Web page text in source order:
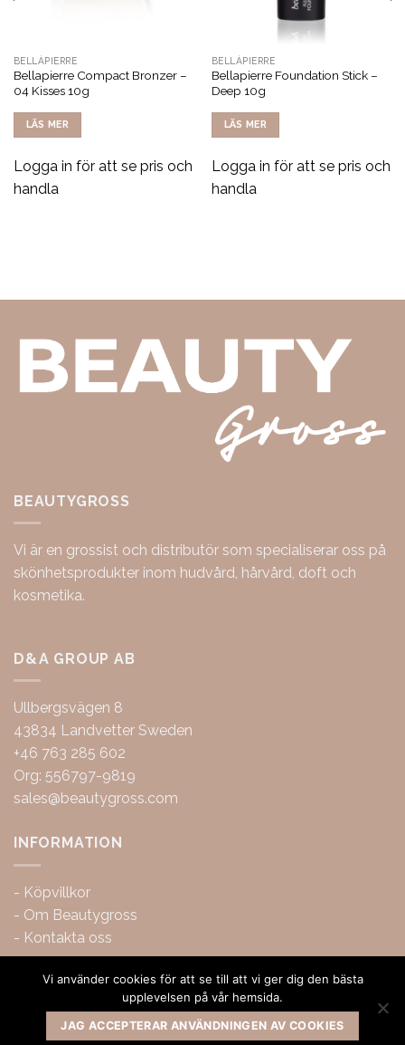
BELLÁPIERRE
Bellapierre Compact Bronzer –
04 Kisses 10g
LÄS MER
Logga in för att se pris och
handla
BELLÁPIERRE
Bellapierre Foundation Stick –
Deep 10g
LÄS MER
Logga in för att se pris och
handla
BEAUTYGROSS
Vi är en grossist och distributör som specialiserar oss på
skönhetsprodukter inom hudvård, hårvård, doft och
kosmetika.
D&A GROUP AB
Ullbergsvägen 8
43834 Landvetter Sweden
+46 763 285 602
Org: 556797-9819
sales@beautygross.com
INFORMATION
- Köpvillkor
- Om Beautygross
- Kontakta oss
Copyright 2026 ©BeautyGross
Vi använder cookies för att se till att vi ger dig den bästa
upplevelsen på vår hemsida.
JAG ACCEPTERAR ANVÄNDNINGEN AV COOKIES